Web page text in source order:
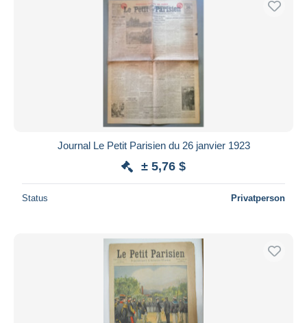
Journal Le Petit Parisien du 26 janvier 1923
± 5,76 $
Status Privatperson